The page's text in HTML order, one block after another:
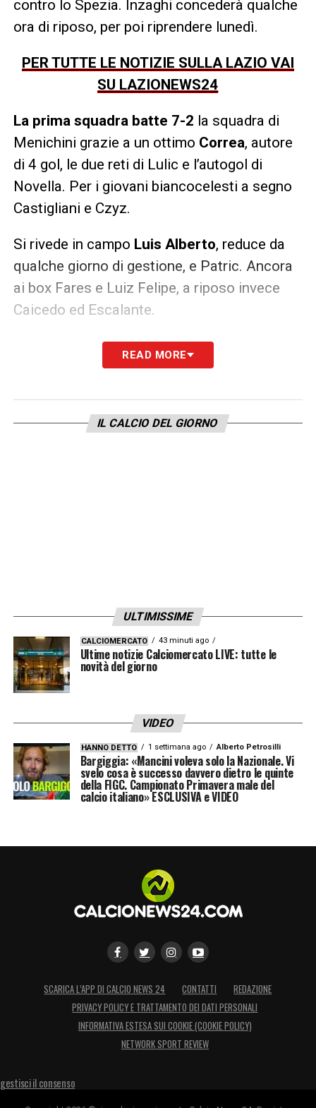
contro lo Spezia. Inzaghi concederà qualche
ora di riposo, per poi riprendere lunedì.
PER TUTTE LE NOTIZIE SULLA LAZIO VAI
SU LAZIONEWS24
La prima squadra batte 7-2 la squadra di
Menichini grazie a un ottimo Correa, autore
di 4 gol, le due reti di Lulic e l’autogol di
Novella. Per i giovani biancocelesti a segno
Castigliani e Czyz.
Si rivede in campo Luis Alberto, reduce da
qualche giorno di gestione, e Patric. Ancora
ai box Fares e Luiz Felipe, a riposo invece
Caicedo ed Escalante.
LA PLAYLIST DELLE NOSTRE TOP NEWS
READ MORE
IL CALCIO DEL GIORNO
ULTIMISSIME
CALCIOMERCATO 43 minuti ago
Ultime notizie Calciomercato LIVE: tutte le
novità del giorno
VIDEO
HANNO DETTO 1 settimana ago Alberto Petrosilli
Bargiggia: «Mancini voleva solo la Nazionale. Vi
svelo cosa è successo davvero dietro le quinte
della FIGC. Campionato Primavera male del
calcio italiano» ESCLUSIVA e VIDEO
SCARICA L’APP DI CALCIO NEWS 24 CONTATTI
REDAZIONE
PRIVACY POLICY E TRATTAMENTO DEI DATI PERSONALI
INFORMATIVA ESTESA SUI COOKIE (COOKIE POLICY)
NETWORK SPORT REVIEW
gestisci il consenso